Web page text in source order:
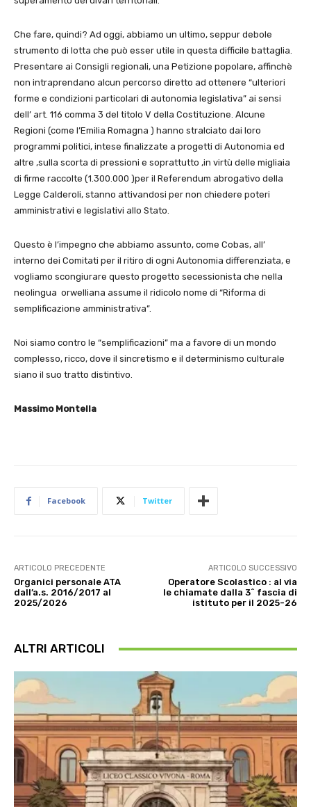
Che fare, quindi? Ad oggi, abbiamo un ultimo, seppur debole
strumento di lotta che può esser utile in questa difficile battaglia.
Presentare ai Consigli regionali, una Petizione popolare, affinchè
non intraprendano alcun percorso diretto ad ottenere “ulteriori
forme e condizioni particolari di autonomia legislativa” ai sensi
dell’ art. 116 comma 3 del titolo V della Costituzione. Alcune
Regioni (come l’Emilia Romagna ) hanno stralciato dai loro
programmi politici, intese finalizzate a progetti di Autonomia ed
altre ,sulla scorta di pressioni e soprattutto ,in virtù delle migliaia
di firme raccolte (1.300.000 )per il Referendum abrogativo della
Legge Calderoli, stanno attivandosi per non chiedere poteri
amministrativi e legislativi allo Stato.
Questo è l’impegno che abbiamo assunto, come Cobas, all’
interno dei Comitati per il ritiro di ogni Autonomia differenziata, e
vogliamo scongiurare questo progetto secessionista che nella
neolingua orwelliana assume il ridicolo nome di “Riforma di
semplificazione amministrativa”.
Noi siamo contro le “semplificazioni” ma a favore di un mondo
complesso, ricco, dove il sincretismo e il determinismo culturale
siano il suo tratto distintivo.
Massimo Montella
Facebook Twitter
ARTICOLO PRECEDENTE
Organici personale ATA
dall’a.s. 2016/2017 al
2025/2026
ARTICOLO SUCCESSIVO
Operatore Scolastico : al via
le chiamate dalla 3^ fascia di
istituto per il 2025-26
ALTRI ARTICOLI